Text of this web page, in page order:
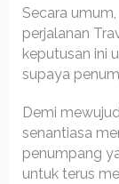
Secara
perjalanan
keputusan ini
supaya
Demi
senantiasa
penumpang
untuk terus